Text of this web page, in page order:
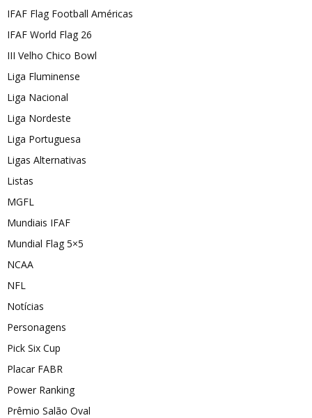
IFAF Flag Football Américas
IFAF World Flag 26
III Velho Chico Bowl
Liga Fluminense
Liga Nacional
Liga Nordeste
Liga Portuguesa
Ligas Alternativas
Listas
MGFL
Mundiais IFAF
Mundial Flag 5×5
NCAA
NFL
Notícias
Personagens
Pick Six Cup
Placar FABR
Power Ranking
Prêmio Salão Oval